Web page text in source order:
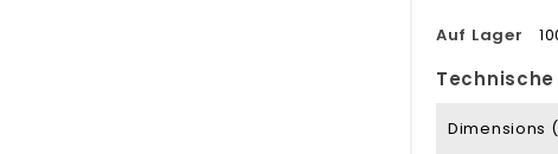
Auf Lager
Dimensions